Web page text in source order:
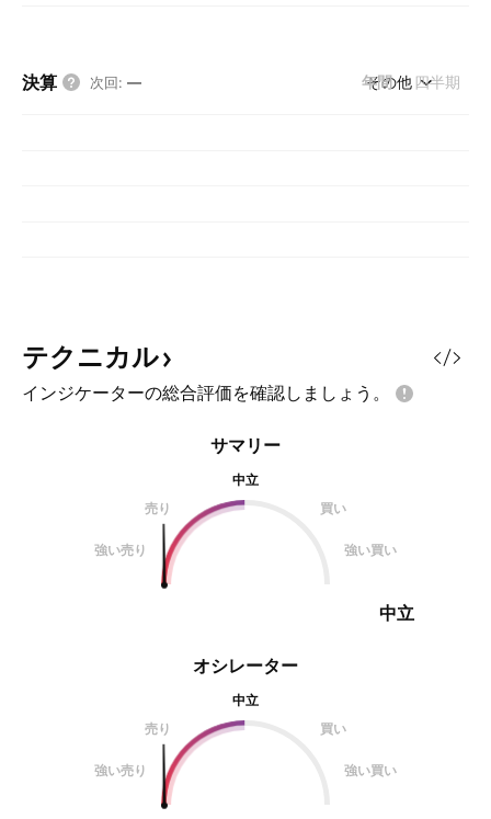
決算 次回: — 年間 四半期
その他
テクニカル
インジケーターの総合評価を確認しましょう。
オシレーター
中立
売り
買い
強い売り 強い買い
サマリー
中立
売り
買い
強い売り 強い買い
中立